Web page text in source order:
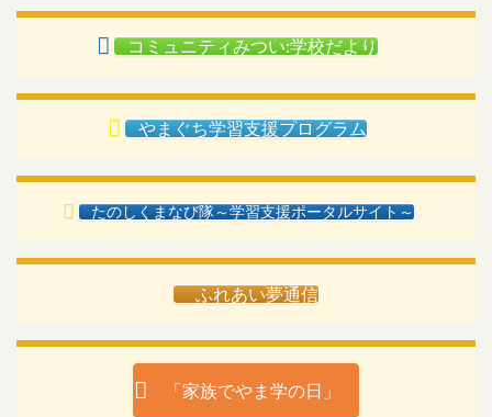
コミュニティみつい:学校だより
やまぐち学習支援プログラム
たのしくまなび隊～学習支援ポータルサイト～
ふれあい夢通信
「家族でやま学の日」